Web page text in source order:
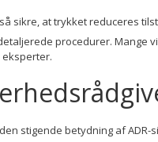
sikre, at trykket reduceres
procedurer. Mange
stigende betydning af ADR-